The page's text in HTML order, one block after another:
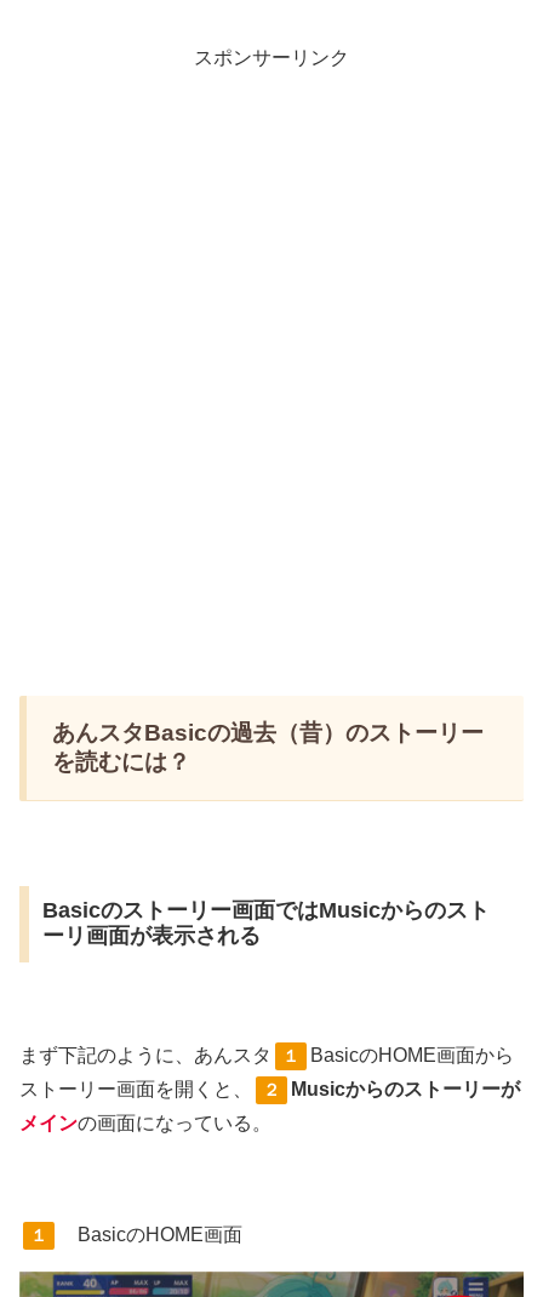
スポンサーリンク
あんスタBasicの過去（昔）のストーリー
を読むには？
Basicのストーリー画面ではMusicからのスト
ーリ画面が表示される
まず下記のように、あんスタ １
BasicのHOME画面から
ストーリー画面を開くと、
２
Musicからのストーリーが
メインの画面になっている。
１ BasicのHOME画面